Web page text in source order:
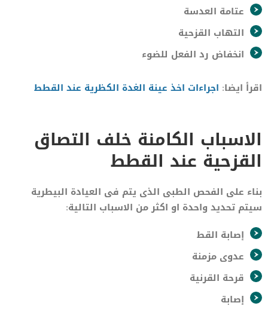
عتامة العدسة
التهاب القزحية
انخفاض رد الفعل للضوء
اقرأ ايضا: اجراءات اخذ عينة الغدة الكظرية عند القطط
الاسباب الكامنة خلف التصاق
القزحية عند القطط
بناء على الفحص الطبى الذى يتم فى العيادة البيطرية
سيتم تحديد واحدة او اكثر من الاسباب التالية:
إصابة القط
عدوى مزمنة
قرحة القرنية
إصابة